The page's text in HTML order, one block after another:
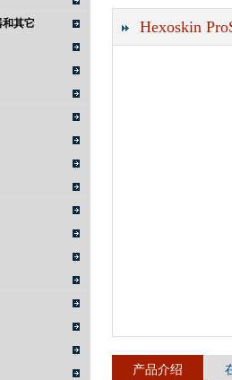
限公司
其它
Hexoskin
产品介绍